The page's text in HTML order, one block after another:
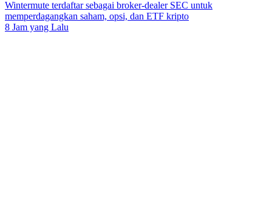
Wintermute terdaftar sebagai broker-dealer SEC untuk
memperdagangkan saham, opsi, dan ETF kripto
8 Jam yang Lalu